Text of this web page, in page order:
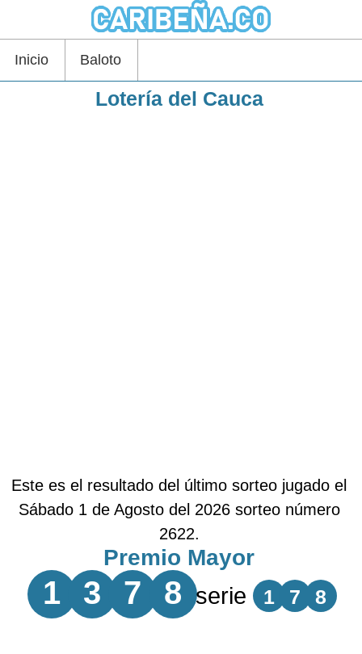
Inicio Baloto
Lotería del Cauca
Este es el resultado del último sorteo jugado el
Sábado 1 de Agosto del 2026 sorteo número
2622.
Premio Mayor
1 3 7 8 serie 1 7 8